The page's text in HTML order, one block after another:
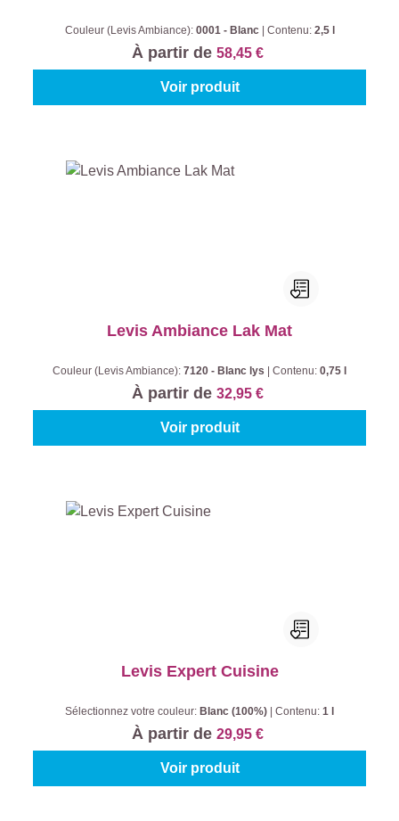
Couleur (Levis Ambiance): 0001 - Blanc Contenu: 2,5 l
À partir de 58,45 €
Voir produit
Levis Ambiance Lak Mat
Couleur (Levis Ambiance): 7120 - Blanc lys Contenu: 0,75 l
À partir de 32,95 €
Voir produit
Levis Expert Cuisine
Sélectionnez votre couleur: Blanc (100%) Contenu: 1 l
À partir de 29,95 €
Voir produit